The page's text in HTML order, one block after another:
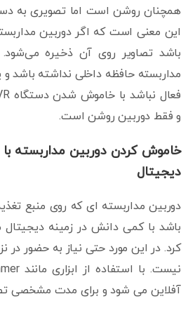
همچنان روشن است اما تصویری به
این معنی است که اگر دوربین
باشد تصاویر روی آن ذخیره
مداربسته حافظه داخلی نداشته باشد و
و فقط دوربین روشن است.
خاموش کردن دوربین مداربسته با
دیجیتال
دوربین مداربسته ای که روی منبع
باشد با کمی دانش در زمینه
کرد. در این مورد حتی نیاز به حضور در
آفلاین می شود و برای مدت مشخصی